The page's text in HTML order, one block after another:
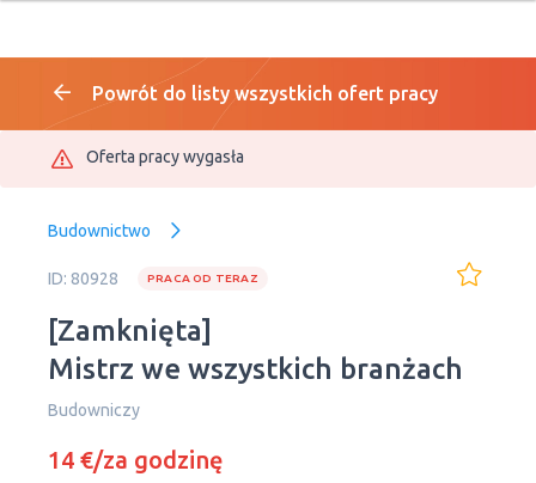
Powrót do listy wszystkich ofert pracy
Oferta pracy wygasła
Budownictwo
ID: 80928 PRACA OD TERAZ
[Zamknięta]
Mistrz we wszystkich branżach
Budowniczy
14 €/za godzinę